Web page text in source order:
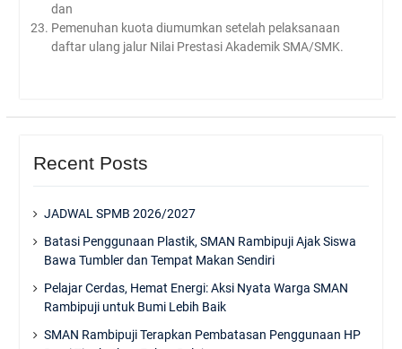
dan
Pemenuhan kuota diumumkan setelah pelaksanaan
daftar ulang jalur Nilai Prestasi Akademik SMA/SMK.
Recent Posts
JADWAL SPMB 2026/2027
Batasi Penggunaan Plastik, SMAN Rambipuji Ajak Siswa
Bawa Tumbler dan Tempat Makan Sendiri
Pelajar Cerdas, Hemat Energi: Aksi Nyata Warga SMAN
Rambipuji untuk Bumi Lebih Baik
SMAN Rambipuji Terapkan Pembatasan Penggunaan HP